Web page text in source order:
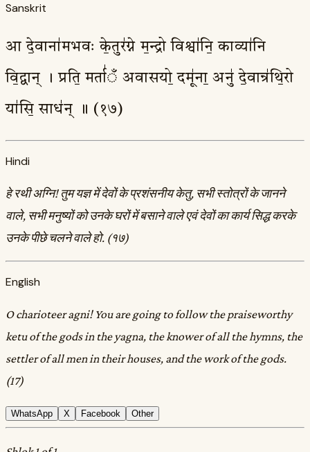
Sanskrit
आ दे॒वाना॑मभवः के॒तुर॑ग्ने म॒न्द्रो विश्वा॑नि॒ काव्या॑नि
वि॒द्वान् । प्रति॒ मर्ता॑ँ अवासयो॒ दमू॑ना॒ अनु॑ दे॒वान्र॑थि॒रो
या॑सि॒ साध॑न् ॥ (१७)
Hindi
हे रथी अग्नि! तुम यज्ञ में देवों के प्रशंसनीय केतु, सभी स्तोत्रों के जानने
वाले, सभी मनुष्यों को उनके घरों में बसाने वाले एवं देवों का कार्य सिद्ध करके
उनके पीछे चलने वाले हो. (१७)
English
O charioteer agni! You are going to follow the praiseworthy
ketu of the gods in the yagna, the knower of all the hymns, the
settler of all men in their houses, and the work of the gods.
(17)
WhatsApp X Facebook Other